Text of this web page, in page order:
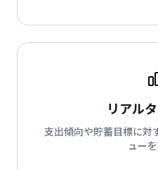
リアル
支出傾向や貯蓄目標に対
ューを